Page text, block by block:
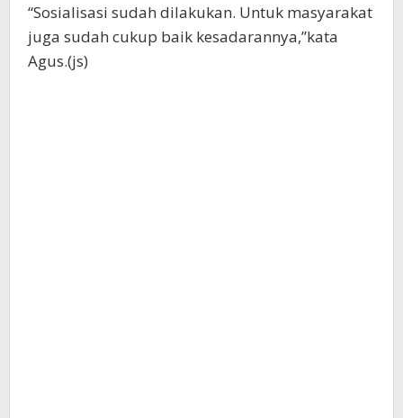
“Sosialisasi sudah dilakukan. Untuk masyarakat
juga sudah cukup baik kesadarannya,”kata
Agus.(js)